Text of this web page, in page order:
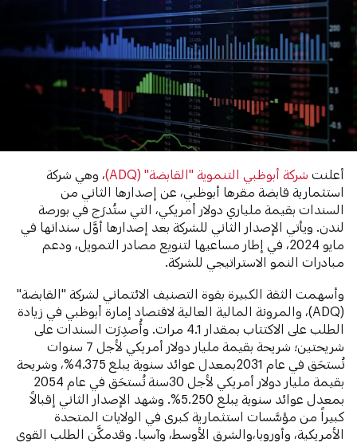
أعلنتشركة أبوظبي التنموية "القابضة" (ADQ)
، وهي شركة
استثمارية قابضة مقرها أبوظبي، عن إصدارها الثاني من
السندات بقيمة ملياري دولار أمريكي، التي ستُدرَج في بورصة
لندن. ويأتي الإصدار الثاني للشركة بعد إصدارها أوَّل سنداتها في
مايو 2024، في إطار مساعيها لتنويع مصادر التمويل، ودعم
مبادرات النمو الاستراتيجي للشركة.
وأسهمت الثقة الكبيرة بقوة التصنيف الائتماني لشركة "القابضة"
(ADQ)، والمرونة المالية العالية لاقتصاد إمارة أبوظبي في زيادة
الطلب على الاكتتاب بمقدار 4.1 مرات. وأُصدِرَت السندات على
شريحتين؛ شريحة بقيمة مليار دولار أمريكي لأجل 7 سنوات
تُستحَق في عام 2031بمعدل عوائد سنوية يبلغ 4.375%، وشريحة
بقيمة مليار دولار أمريكي لأجل 30سنة تُستحَق في عام 2054
بمعدل عوائد سنوية يبلغ 5.250%. وشهد الإصدار الثاني إقبالاً
كبيراً من مؤسَّسات استثمارية كبرى في الولايات المتحدة
الأمريكية، وأوروبا،والشرق الأوسط، وآسيا. وقدمكَّن الطلب القوي